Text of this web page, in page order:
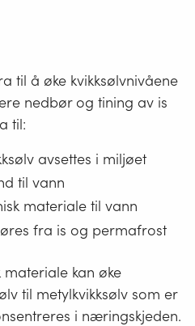
til å øke kvikksølvnivåene
nedbør og tining av is
til:
avsettes i miljøet
til vann
materiale til vann
fra is og permafrost
kan øke
til metylkvikksølv som er
i næringskjeden.